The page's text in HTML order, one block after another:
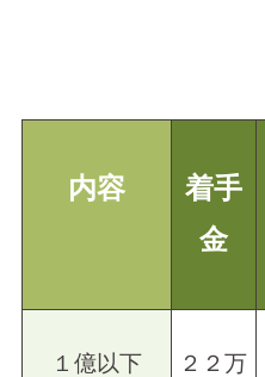
内容
着手
金
１億以下
２２万